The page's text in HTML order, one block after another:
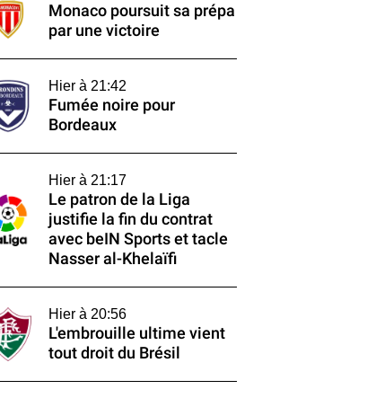
Monaco poursuit sa prépa
par une victoire
Hier à 21:42
Fumée noire pour
Bordeaux
Hier à 21:17
Le patron de la Liga
justifie la fin du contrat
avec beIN Sports et tacle
Nasser al-Khelaïfi
Hier à 20:56
L'embrouille ultime vient
tout droit du Brésil